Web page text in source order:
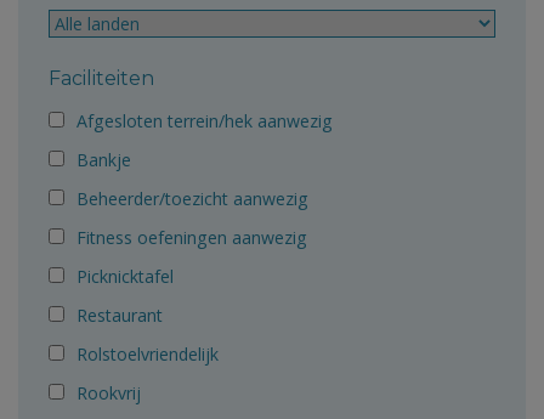
Faciliteiten
Afgesloten terrein/hek aanwezig
Bankje
Beheerder/toezicht aanwezig
Fitness oefeningen aanwezig
Picknicktafel
Restaurant
Rolstoelvriendelijk
Rookvrij